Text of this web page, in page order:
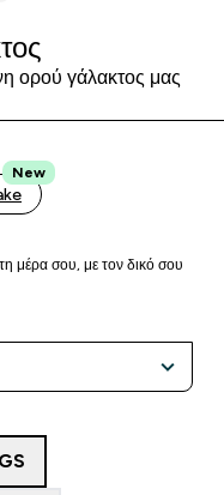
ορού γάλακτος μας
New
μέρα σου, με τον δικό σου